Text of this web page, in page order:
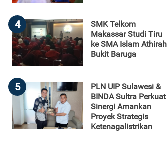
4
SMK Telkom
Makassar Studi Tiru
ke SMA Islam Athirah
Bukit Baruga
5
PLN UIP Sulawesi &
BINDA Sultra Perkuat
Sinergi Amankan
Proyek Strategis
Ketenagalistrikan